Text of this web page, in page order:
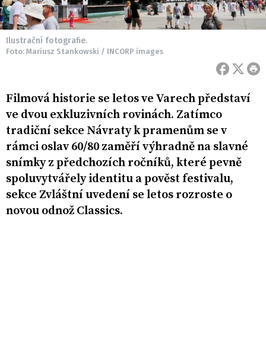
Ilustrační fotografie.
Foto: Mariusz Stankowski / INCORP images
Filmová historie se letos ve Varech představí
ve dvou exkluzivních rovinách. Zatímco
tradiční sekce Návraty k pramenům se v
rámci oslav 60/80 zaměří výhradně na slavné
snímky z předchozích ročníků, které pevně
spoluvytvářely identitu a pověst festivalu,
sekce Zvláštní uvedení se letos rozroste o
novou odnož Classics.